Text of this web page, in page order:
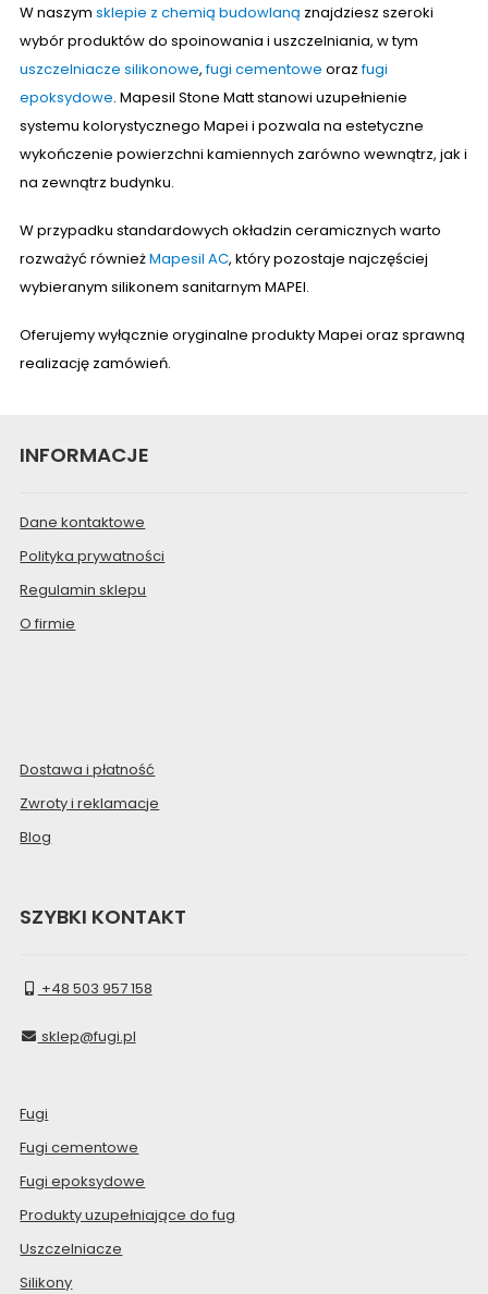
W naszymsklepie z chemią budowlaną znajdziesz szeroki
wybór produktów do spoinowania i uszczelniania, w tym
uszczelniacze silikonowe,fugi cementowe orazfugi
epoksydowe. Mapesil Stone Matt stanowi uzupełnienie
systemu kolorystycznego Mapei i pozwala na estetyczne
wykończenie powierzchni kamiennych zarówno wewnątrz, jak i
na zewnątrz budynku.
W przypadku standardowych okładzin ceramicznych warto
rozważyć równieżMapesil AC, który pozostaje najczęściej
wybieranym silikonem sanitarnym MAPEI.
Oferujemy wyłącznie oryginalne produkty Mapei oraz sprawną
realizację zamówień.
INFORMACJE
Dane kontaktowe
Polityka prywatności
Regulamin sklepu
O firmie
Dostawa i płatność
Zwroty i reklamacje
Blog
SZYBKI KONTAKT
+48 503 957 158
sklep@fugi.pl
Fugi
Fugi cementowe
Fugi epoksydowe
Produkty uzupełniające do fug
Uszczelniacze
Silikony